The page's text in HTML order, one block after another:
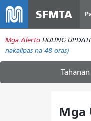
SFMTA
Mga Alerto HULING
nakalipas na 48 oras)
Tahanan
Mga